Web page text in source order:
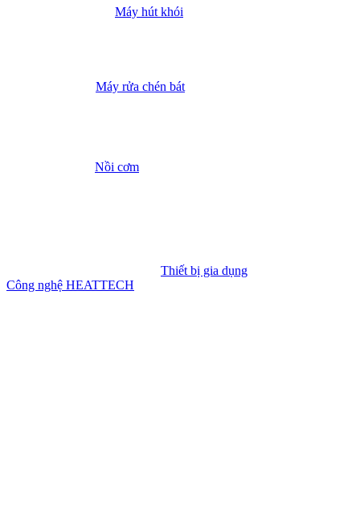
Máy hút khói
Máy rửa chén bát
Nồi cơm
Thiết bị gia dụng
Công nghệ HEATTECH